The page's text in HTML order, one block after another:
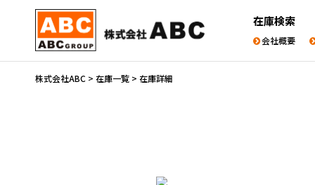
在庫検索
会社概要
株式会社ABC > 在庫一覧 > 在庫詳細